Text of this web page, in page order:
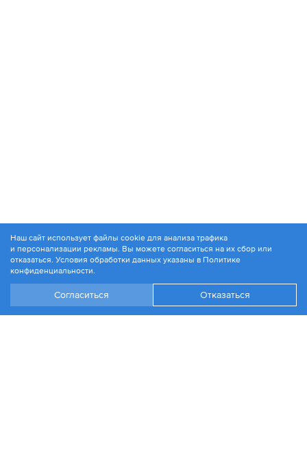
© 1994-2026. ЗАО «Контакт Плюс»
Политика конфиденциальности
Наш сайт использует файлы cookie для анализа трафика
и персонализации рекламы. Вы можете согласиться на их сбор или
отказаться. Условия обработки данных указаны в Политике
конфиденциальности.
Согласиться Отказаться